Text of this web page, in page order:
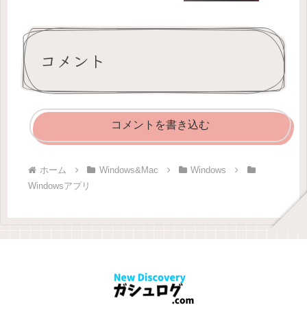
コメント
コメントを書き込む
ホーム Windows&Mac
Windows
Windowsアプリ